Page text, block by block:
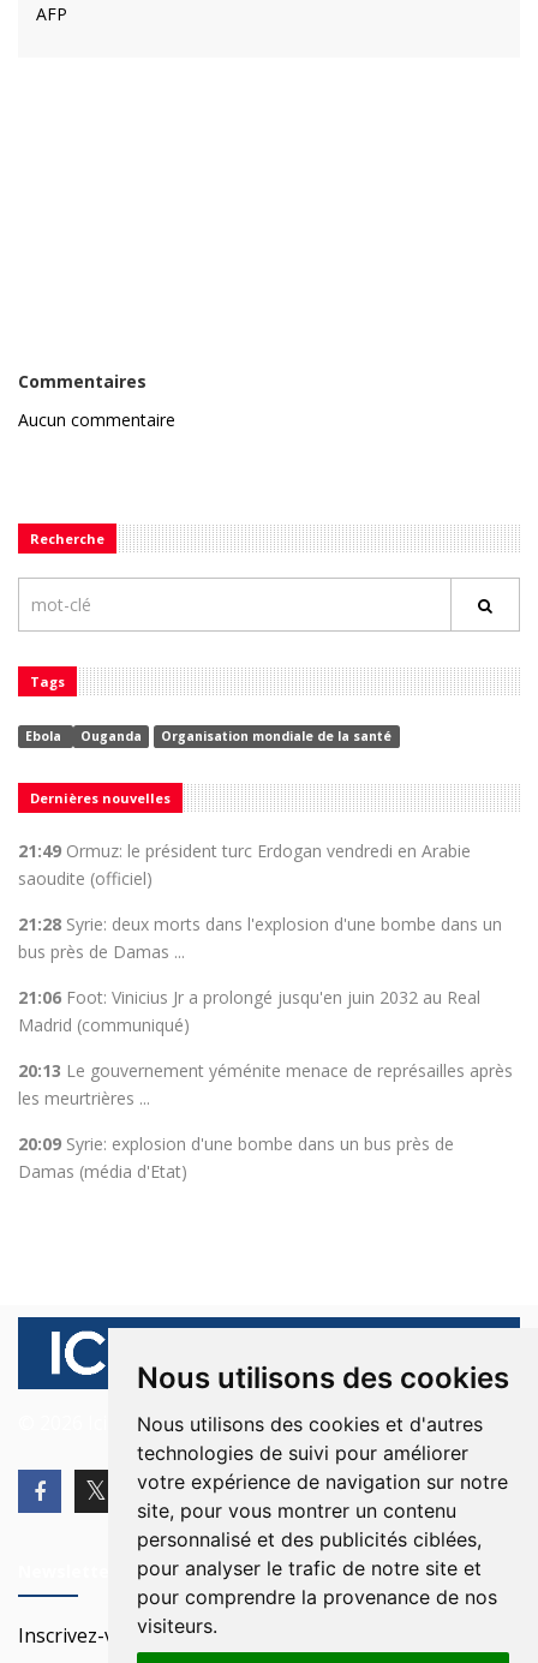
Nous utilisons des cookies
Nous utilisons des cookies et d'autres
technologies de suivi pour améliorer
votre expérience de navigation sur notre
site, pour vous montrer un contenu
personnalisé et des publicités ciblées,
pour analyser le trafic de notre site et
pour comprendre la provenance de nos
visiteurs.
AFP
Commentaires
Aucun commentaire
Recherche
Tags
Ebola Ouganda Organisation mondiale de la santé
Dernières nouvelles
21:49 Ormuz: le président turc Erdogan vendredi en Arabie
saoudite (officiel)
21:28 Syrie: deux morts dans l'explosion d'une bombe dans un
bus près de Damas ...
21:06 Foot: Vinicius Jr a prolongé jusqu'en juin 2032 au Real
Madrid (communiqué)
20:13 Le gouvernement yéménite menace de représailles après
les meurtrières ...
20:09 Syrie: explosion d'une bombe dans un bus près de
Damas (média d'Etat)
© 2026 Ici Beyrouth. Tous les droits sont réservés.
Inscrivez-vous à notre Newsletter